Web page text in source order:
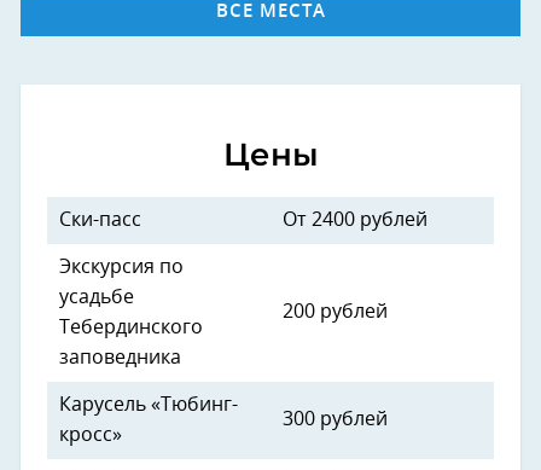
ВСЕ МЕСТА
Цены
Ски-пасс От 2400 рублей
Экскурсия по
усадьбе
Тебердинского
заповедника
200 рублей
Карусель «Тюбинг-
кросс»
300 рублей